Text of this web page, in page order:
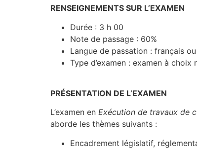
RENSEIGNEMENTS SUR L’EXAMEN
Durée : 3 h 00
Note de passage : 60%
Langue de passation : français
Type d’examen : examen à choix
PRÉSENTATION DE L’EXAMEN
L’examen en Exécution de travaux de
aborde les thèmes suivants :
Encadrement législatif,